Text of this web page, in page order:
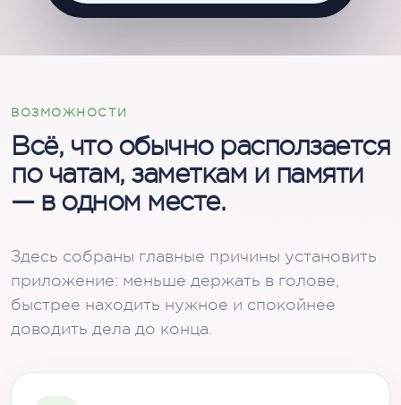
ВОЗМОЖНОСТИ
Всё, что обычно расползается
по чатам, заметкам и памяти
— в одном месте.
Здесь собраны главные причины установить
приложение: меньше держать в голове,
быстрее находить нужное и спокойнее
доводить дела до конца.